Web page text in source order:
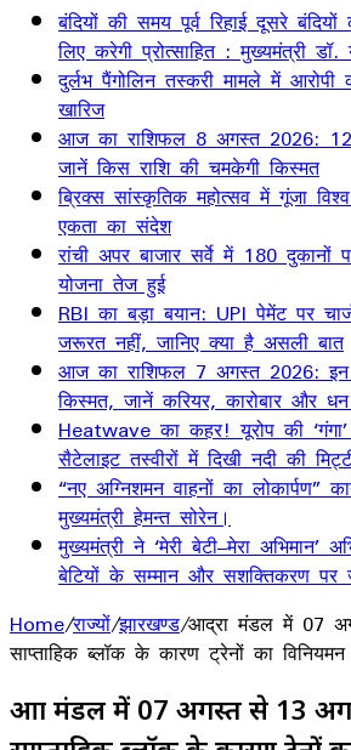
बंदियों की समय पूर्व रिहाई दूसरे
लिए करेगी प्रोत्साहित : मुख्यमंत्री डॉ.
दुर्लभ पैंगोलिन तस्करी मामले में आरोपी
खारिज
आज का राशिफल 8 अगस्त 2026: 12
जानें किस राशि की चमकेगी किस्मत
ब्रिक्स सांस्कृतिक महोत्सव में गूंजा
एकता का संदेश
रांची अपर बाजार सर्वे में 180 दुकानों
योजना तेज हुई
RBI का बड़ा बयान: UPI पेमेंट पर
जरूरत नहीं, जानिए क्या है असली बात
आज का राशिफल 7 अगस्त 2026: इन
किस्मत, जानें करियर, कारोबार और
Heatwave का कहर! यूरोप की
सैटेलाइट तस्वीरों में दिखी नदी की
“नए अग्निशमन वाहनों का लोकार्पण”
मुख्यमंत्री हेमन्त सोरेन।
मुख्यमंत्री ने ‘मेरी बेटी–मेरा अभिमान’
बेटियों के सम्मान और सशक्तिकरण पर
Home/राज्यों/झारखण्ड/आद्रा मंडल में 07
साप्ताहिक ब्लॉक के कारण ट्रेनों का
आद्रा मंडल में 07 अगस्त से 13